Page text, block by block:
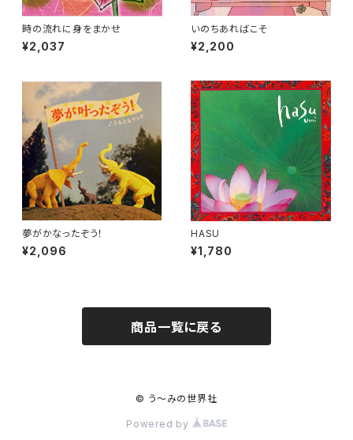
時の流れに身をまかせ
¥2,037
いのちあればこそ
¥2,200
夢がかなったぞう！
¥2,096
HASU
¥1,780
商品一覧に戻る
© う～みの世界社
Powered by